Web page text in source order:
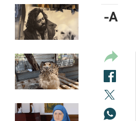
A-